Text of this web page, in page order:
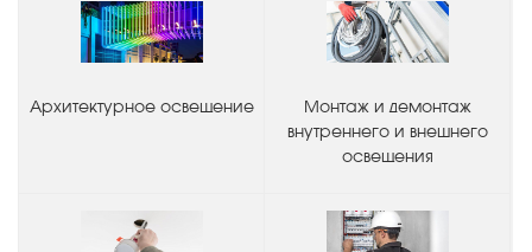
Архитектурное освещение
Монтаж и демонтаж
внутреннего и внешнего
освещения